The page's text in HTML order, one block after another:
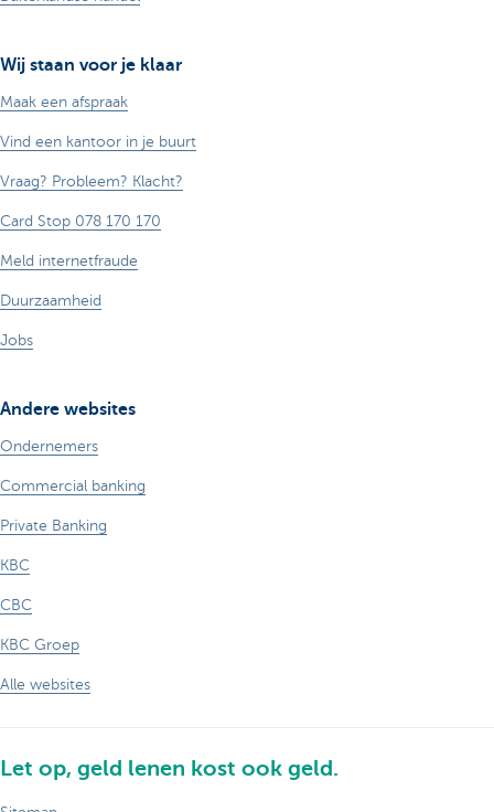
Wij staan voor je klaar
Maak een afspraak
Vind een kantoor in je buurt
Vraag? Probleem? Klacht?
Card Stop 078 170 170
Meld internetfraude
Duurzaamheid
Jobs
Andere websites
Ondernemers
Commercial banking
Private Banking
KBC
CBC
KBC Groep
Alle websites
Let op, geld lenen kost ook geld.